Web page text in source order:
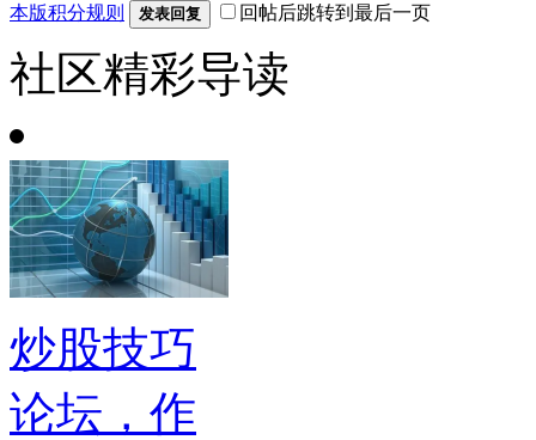
本版积分规则 发表回复 回帖后跳转到最后一页
社区精彩导读
炒股技巧
论坛，作